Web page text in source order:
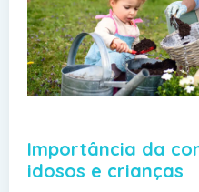
Importância da
idosos e crianças